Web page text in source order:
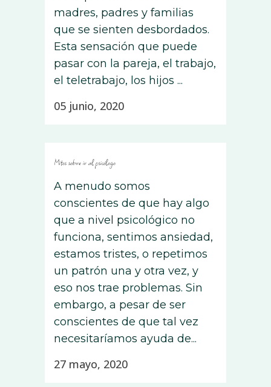
madres, padres y familias
que se sienten desbordados.
Esta sensación que puede
pasar con la pareja, el trabajo,
el teletrabajo, los hijos ...
05 junio, 2020
Mitos sobre ir al psicólogo
A menudo somos
conscientes de que hay algo
que a nivel psicológico no
funciona, sentimos ansiedad,
estamos tristes, o repetimos
un patrón una y otra vez, y
eso nos trae problemas. Sin
embargo, a pesar de ser
conscientes de que tal vez
necesitaríamos ayuda de...
27 mayo, 2020